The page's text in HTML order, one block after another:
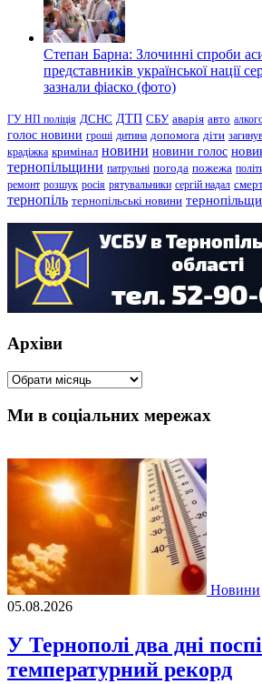
Степан Барна: Злочинні спроби
представників української нації
зазнали фіаско (фото)
ГУ НП поліція ДСНС ДТП СБУ аварія авто
голос новини гроші дитина допомога діти
крадіжка кримінал новини новини голос
тернопільщини патрульні погода пожежа
ремонт розшук росія рятувальники сергій надал
тернопіль тернопільські новини
Архіви
Архіви
Ми в соціальних мережах
Новини
05.08.2026
У Тернополі два дні
температурний рекорд